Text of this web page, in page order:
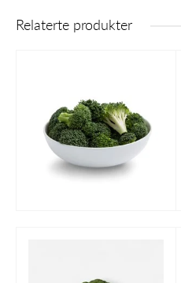
Relaterte produkter